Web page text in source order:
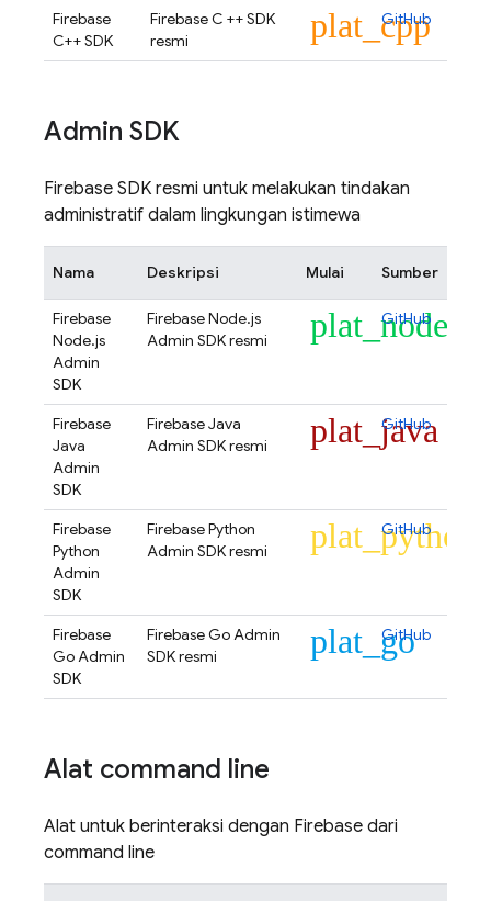
Firebase
C++ SDK
Firebase C ++ SDK
resmi
plat_cpp
GitHub
Admin SDK
Firebase SDK resmi untuk melakukan tindakan
administratif dalam lingkungan istimewa
Nama Deskripsi Mulai Sumber
Firebase
Node.js
Admin
SDK
Firebase Node.js
Admin SDK resmi
plat_node
GitHub
Firebase
Java
Admin
SDK
Firebase Java
Admin SDK resmi
plat_java
GitHub
Firebase
Python
Admin
SDK
Firebase Python
Admin SDK resmi
plat_python
GitHub
Firebase
Go Admin
SDK
Firebase Go Admin
SDK resmi
plat_go
GitHub
Alat command line
Alat untuk berinteraksi dengan Firebase dari
command line